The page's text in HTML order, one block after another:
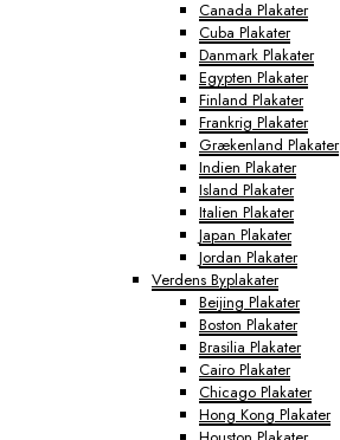
Canada Plakater
Cuba Plakater
Danmark Plakater
Egypten Plakater
Finland Plakater
Frankrig Plakater
Grækenland Plakater
Indien Plakater
Island Plakater
Italien Plakater
Japan Plakater
Jordan Plakater
Verdens Byplakater
Beijing Plakater
Boston Plakater
Brasilia Plakater
Cairo Plakater
Chicago Plakater
Hong Kong Plakater